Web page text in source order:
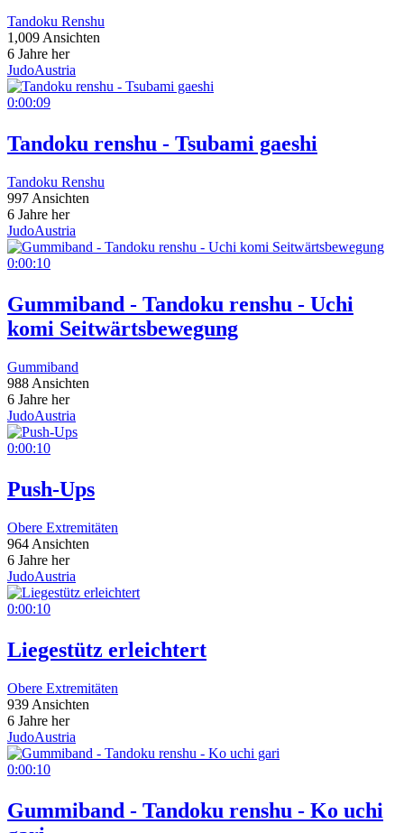
Tandoku Renshu
1,009 Ansichten
6 Jahre her
JudoAustria
0:00:09
Tandoku renshu - Tsubami gaeshi
Tandoku Renshu
997 Ansichten
6 Jahre her
JudoAustria
0:00:10
Gummiband - Tandoku renshu - Uchi
komi Seitwärtsbewegung
Gummiband
988 Ansichten
6 Jahre her
JudoAustria
0:00:10
Push-Ups
Obere Extremitäten
964 Ansichten
6 Jahre her
JudoAustria
0:00:10
Liegestütz erleichtert
Obere Extremitäten
939 Ansichten
6 Jahre her
JudoAustria
0:00:10
Gummiband - Tandoku renshu - Ko uchi